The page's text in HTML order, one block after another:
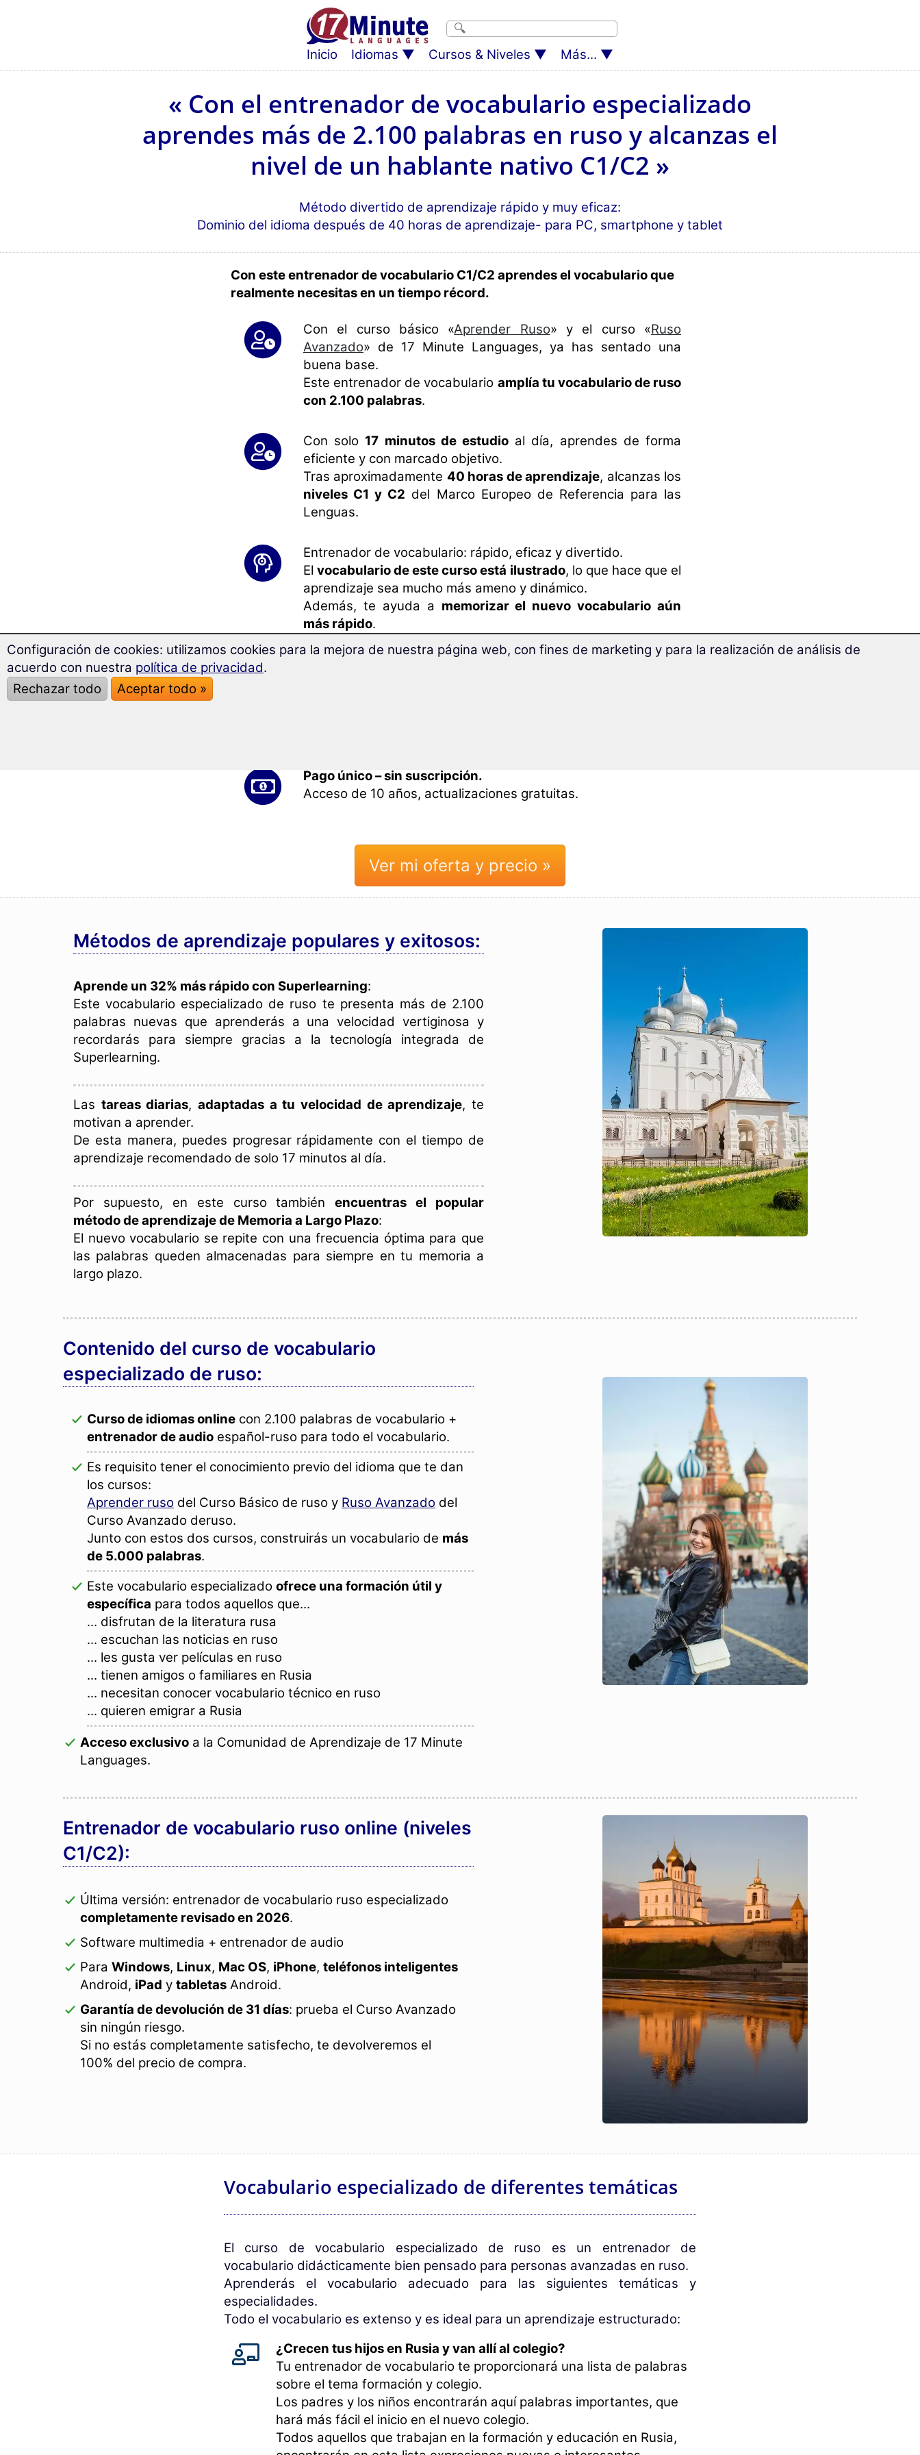
Inicio Idiomas Cursos & Niveles Más...
« Con el entrenador de vocabulario especializado
aprendes más de 2.100 palabras en ruso y alcanzas el
nivel de un hablante nativo C1/C2 »
Método divertido de aprendizaje rápido y muy eficaz:
Dominio del idioma después de 40 horas de aprendizaje- para PC, smartphone y tablet
Con este entrenador de vocabulario C1/C2 aprendes el vocabulario que
realmente necesitas en un tiempo récord.
Con el curso básico «Aprender Ruso» y el curso «Ruso
Avanzado» de 17 Minute Languages, ya has sentado una
buena base.
Este entrenador de vocabulario amplía tu vocabulario de ruso
con 2.100 palabras.
Con solo 17 minutos de estudio al día, aprendes de forma
eficiente y con marcado objetivo.
Tras aproximadamente 40 horas de aprendizaje, alcanzas los
niveles C1 y C2 del Marco Europeo de Referencia para las
Lenguas.
Entrenador de vocabulario: rápido, eficaz y divertido.
Elvocabulario de este curso está ilustrado, lo que hace que el
aprendizaje sea mucho más ameno y dinámico.
Además, te ayuda a memorizar el nuevo vocabulario aún
más rápido.
Pago único – sin suscripción.
Acceso de 10 años, actualizaciones gratuitas.
Ver mi oferta y precio »
Métodos de aprendizaje populares y exitosos:
Aprende un 32% más rápido con Superlearning:
Este vocabulario especializado de ruso te presenta más de 2.100
palabras nuevas que aprenderás a una velocidad vertiginosa y
recordarás para siempre gracias a la tecnología integrada de
Superlearning.
Las tareas diarias,adaptadas a tu velocidad de aprendizaje, te
motivan a aprender.
De esta manera, puedes progresar rápidamente con el tiempo de
aprendizaje recomendado de solo 17 minutos al día.
Por supuesto, en este curso tambiénencuentras el popular
método de aprendizaje de Memoria a Largo Plazo:
El nuevo vocabulario se repite con una frecuencia óptima para que
las palabras queden almacenadas para siempre en tu memoria a
largo plazo.
Contenido del curso de vocabulario
especializado de ruso:
Curso de idiomas online con 2.100 palabras de vocabulario +
entrenador de audio español-ruso para todo el vocabulario.
Es requisito tener el conocimiento previo del idioma que te dan
los cursos:
Aprender ruso del Curso Básico de ruso y Ruso Avanzado del
Curso Avanzado deruso.
Junto con estos dos cursos, construirás un vocabulario de más
de 5.000 palabras.
Este vocabulario especializado ofrece una formación útil y
específica para todos aquellos que...
... disfrutan de la literatura rusa
... escuchan las noticias en ruso
... les gusta ver películas en ruso
... tienen amigos o familiares en Rusia
... necesitan conocer vocabulario técnico en ruso
... quieren emigrar a Rusia
Acceso exclusivo a la Comunidad de Aprendizaje de 17 Minute
Languages.
Entrenador de vocabulario ruso online (niveles
C1/C2):
Última versión: entrenador de vocabulario ruso especializado
completamente revisado en 2026.
Software multimedia + entrenador de audio
Para Windows, Linux, Mac OS, iPhone, teléfonos inteligentes
Android, iPad y tabletas Android.
Garantía de devolución de 31 días: prueba el Curso Avanzado
sin ningún riesgo.
Si no estás completamente satisfecho, te devolveremos el
100% del precio de compra.
Vocabulario especializado de diferentes temáticas
El curso de vocabulario especializado de ruso es un entrenador de
vocabulario didácticamente bien pensado para personas avanzadas en ruso.
Aprenderás el vocabulario adecuado para las siguientes temáticas y
especialidades.
Todo el vocabulario es extenso y es ideal para un aprendizaje estructurado:
¿Crecen tus hijos en Rusia y van allí al colegio?
Tu entrenador de vocabulario te proporcionará una lista de palabras
sobre el tema formación y colegio.
Los padres y los niños encontrarán aquí palabras importantes, que
hará más fácil el inicio en el nuevo colegio.
Todos aquellos que trabajan en la formación y educación en Rusia,
Configuración de cookies: utilizamos cookies para la mejora de nuestra página web, con fines de marketing y para la realización de análisis de
acuerdo con nuestra política de privacidad.
Rechazar todo
Aceptar todo »